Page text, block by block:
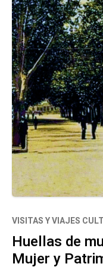
VISITAS Y VIAJES
Huellas de
Mujer y